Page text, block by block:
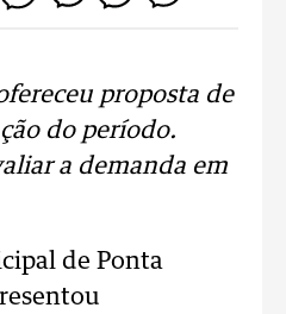
proposta de
do período.
a demanda em
de Ponta